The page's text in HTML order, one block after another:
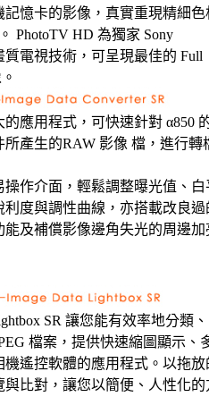
記憶卡的影像，真實重現精細色
PhotoTV HD 為獨家 Sony
電視技術，可呈現最佳的 Full
應用程式，可快速針對 α850
所產生的RAW 影像 檔，進行轉
操作介面，輕鬆調整曝光值、白
利度與調性曲線，亦搭載改良過
能及補償影像邊角失光的周邊加
SR 讓您能有效率地分類
檔案，提供快速縮圖顯示、
機遙控軟體的應用程式。以拖放
與比對，讓您以簡便、人性化的